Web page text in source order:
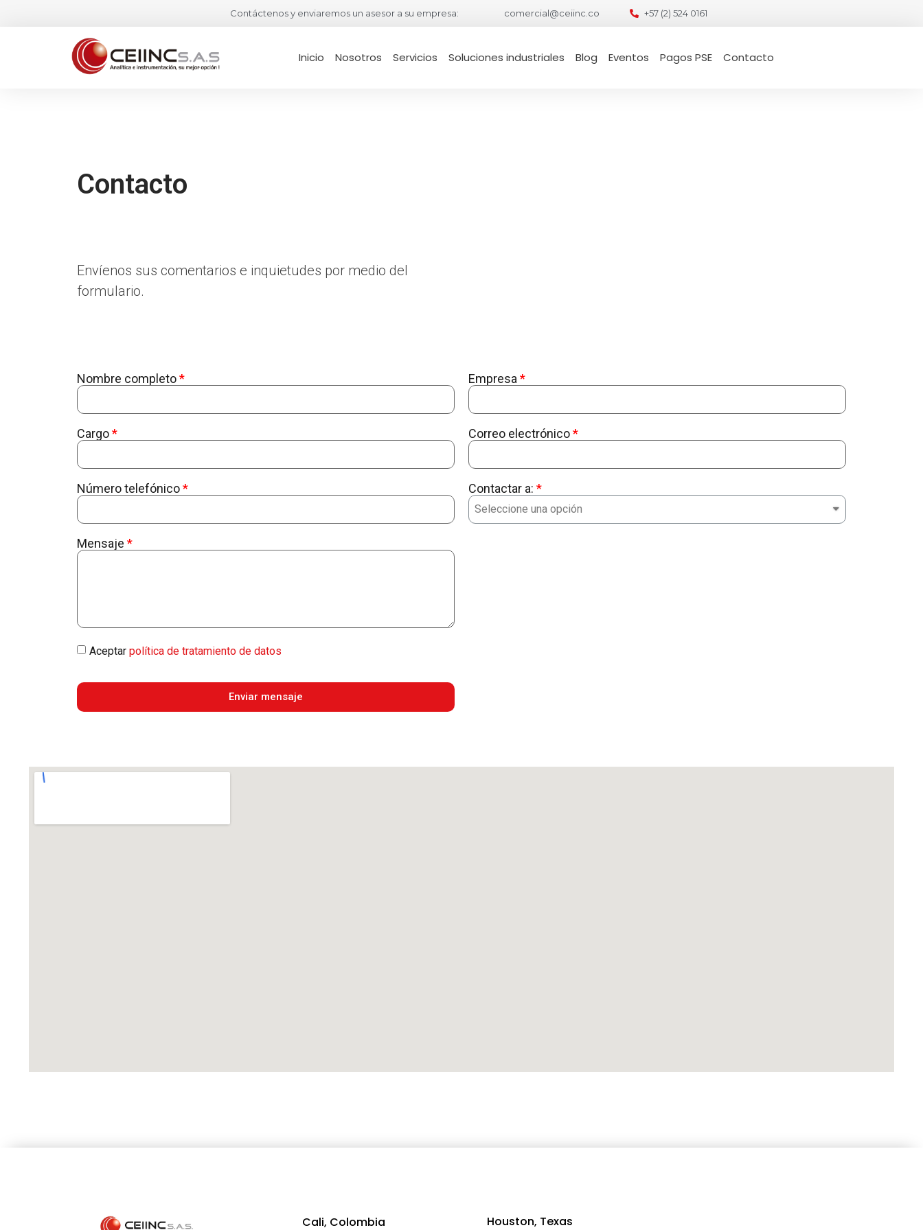
Contáctenos y enviaremos un asesor a su empresa: comercial@ceiinc.co +57 (2) 524 0161
Inicio Nosotros Servicios Soluciones industriales Blog Eventos Pagos PSE Contacto
Contacto
Envíenos sus comentarios e inquietudes por medio del
formulario.
Nombre completo Empresa
Cargo Correo electrónico
Número telefónico Contactar a:
Mensaje
Aceptar política de tratamiento de datos
Enviar mensaje
Cali, Colombia Houston, Texas